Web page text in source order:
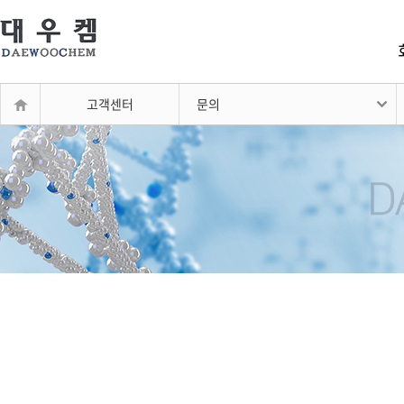
고객센터 문의